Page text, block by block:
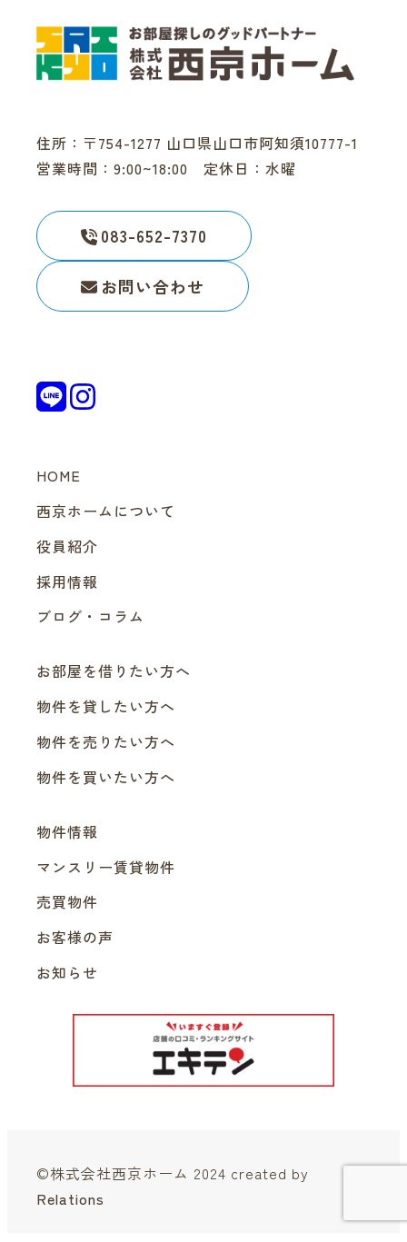
住所：〒754-1277 山口県山口市阿知須10777-1
営業時間：9:00~18:00 定休日：水曜
083-652-7370
お問い合わせ
HOME
西京ホームについて
役員紹介
採用情報
ブログ・コラム
お部屋を借りたい方へ
物件を貸したい方へ
物件を売りたい方へ
物件を買いたい方へ
物件情報
マンスリー賃貸物件
売買物件
お客様の声
お知らせ
©株式会社西京ホーム 2024 created by
Relations